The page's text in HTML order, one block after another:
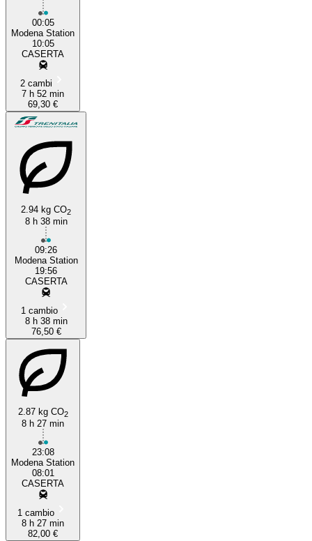
00:05
Modena Station
10:05
CASERTA
2 cambi
7 h 52 min
69,30 €
2.94 kg CO2
8 h 38 min
09:26
Modena Station
19:56
CASERTA
1 cambio
8 h 38 min
76,50 €
2.87 kg CO2
8 h 27 min
23:08
Modena Station
08:01
CASERTA
1 cambio
8 h 27 min
82,00 €